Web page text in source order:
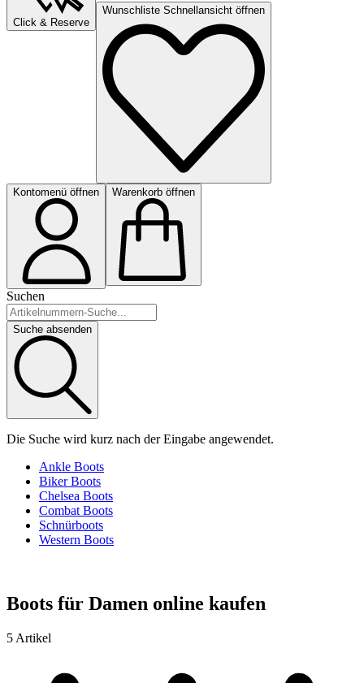
Click & Reserve
Wunschliste Schnellansicht öffnen
Kontomenü öffnen Warenkorb öffnen
Suchen
Suche absenden
Die Suche wird kurz nach der Eingabe angewendet.
Ankle Boots
Biker Boots
Chelsea Boots
Combat Boots
Schnürboots
Western Boots
Boots für Damen online kaufen
5 Artikel